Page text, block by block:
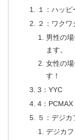
１：ハッ
２：ワクワ
男性の
ます。
女性の
す！
3：YYC
4：PCMAX
５：デジカ
デジカ